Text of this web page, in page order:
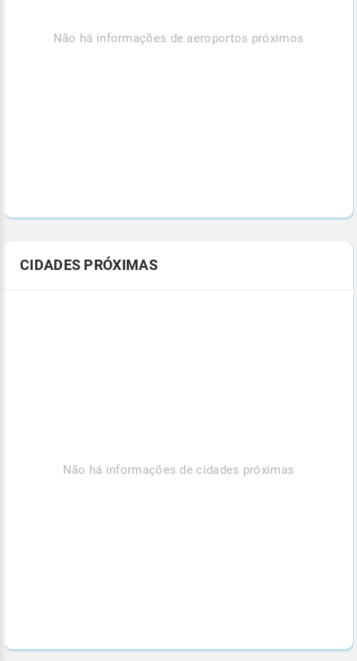
Não há informações de aeroportos próximos
CIDADES PRÓXIMAS
Não há informações de cidades próximas